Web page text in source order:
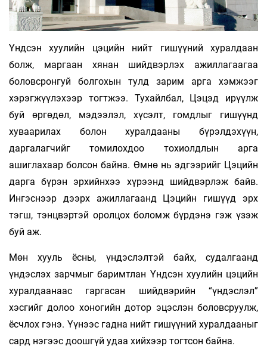
Үндсэн хуулийн цэцийн нийт гишүүний хуралдаан
болж, маргаан хянан шийдвэрлэх ажиллагаагаа
боловсронгуй болгохын тулд зарим арга хэмжээг
хэрэгжүүлэхээр тогтжээ. Тухайлбал, Цэцэд ирүүлж
буй өргөдөл, мэдээлэл, хүсэлт, гомдлыг гишүүнд
хуваарилах болон хуралдааны бүрэлдэхүүн,
даргалагчийг томилохдоо тохиолдлын арга
ашиглахаар болсон байна. Өмнө нь эдгээрийг Цэцийн
дарга бүрэн эрхийнхээ хүрээнд шийдвэрлэж байв.
Ингэснээр дээрх ажиллагаанд Цэцийн гишүүд эрх
тэгш, тэнцвэртэй оролцох боломж бүрдэнэ гэж үзэж
буй аж.
Мөн хууль ёсны, үндэслэлтэй байх, судалгаанд
үндэслэх зарчмыг баримтлан Үндсэн хуулийн цэцийн
хуралдаанаас гаргасан шийдвэрийн “үндэслэл”
хэсгийг долоо хоногийн дотор эцэслэн боловсруулж,
ёсчлох гэнэ. Үүнээс гадна нийт гишүүний хуралдааныг
сард нэгээс доошгүй удаа хийхээр тогтсон байна.